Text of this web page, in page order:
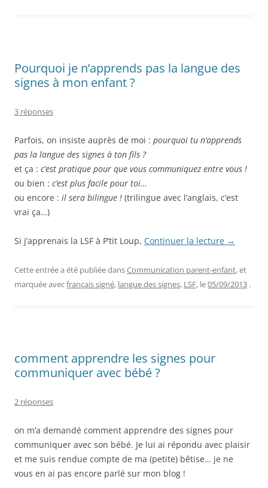
Pourquoi je n’apprends pas la langue des
signes à mon enfant ?
3 réponses
Parfois, on insiste auprès de moi : pourquoi tu n’apprends
pas la langue des signes à ton fils ?
et ça : c’est pratique pour que vous communiquez entre vous !
ou bien : c’est plus facile pour toi…
ou encore : il sera bilingue ! (trilingue avec l’anglais, c’est
vrai ça…)
Si j’apprenais la LSF à P’tit Loup, Continuer la lecture →
Cette entrée a été publiée dansCommunication parent-enfant, et
marquée avecfrançais signé, langue des signes, LSF, le05/09/2013 .
comment apprendre les signes pour
communiquer avec bébé ?
2 réponses
on m’a demandé comment apprendre des signes pour
communiquer avec son bébé. Je lui ai répondu avec plaisir
et me suis rendue compte de ma (petite) bêtise… je ne
vous en ai pas encore parlé sur mon blog !